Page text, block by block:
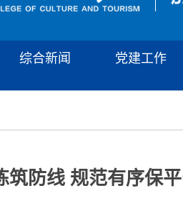
综合新闻 党建工作
筑防线 规范有序保